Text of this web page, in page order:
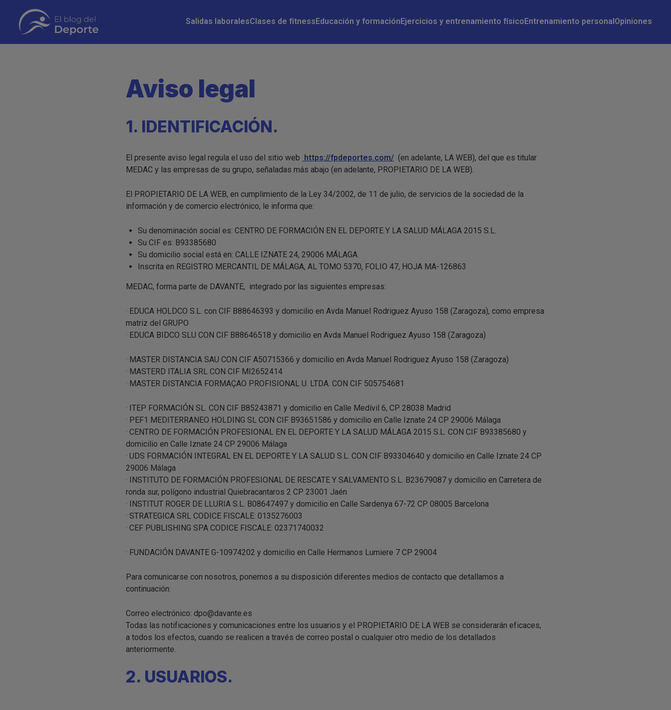
contenido
principal
principal
Salidas laboralesClases de fitnessEducación y formaciónEjercicios y entrenamiento físicoEntrenamiento personalOpiniones
Aviso legal
1. IDENTIFICACIÓN.
El presente aviso legal regula el uso del sitio web https://fpdeportes.com/ (en adelante, LA WEB), del que es titular
MEDAC y las empresas de su grupo, señaladas más abajo (en adelante, PROPIETARIO DE LA WEB).
El PROPIETARIO DE LA WEB, en cumplimiento de la Ley 34/2002, de 11 de julio, de servicios de la sociedad de la
información y de comercio electrónico, le informa que:
Su denominación social es: CENTRO DE FORMACIÓN EN EL DEPORTE Y LA SALUD MÁLAGA 2015 S.L.
Su CIF es: B93385680
Su domicilio social está en: CALLE IZNATE 24, 29006 MÁLAGA.
Inscrita en REGISTRO MERCANTIL DE MÁLAGA, AL TOMO 5370, FOLIO 47, HOJA MA-126863
MEDAC, forma parte de DAVANTE, integrado por las siguientes empresas:
· EDUCA HOLDCO S.L. con CIF B88646393 y domicilio en Avda Manuel Rodriguez Ayuso 158 (Zaragoza), como empresa
matriz del GRUPO
· EDUCA BIDCO SLU CON CIF B88646518 y domicilio en Avda Manuel Rodriguez Ayuso 158 (Zaragoza)
· MASTER DISTANCIA SAU CON CIF A50715366 y domicilio en Avda Manuel Rodriguez Ayuso 158 (Zaragoza)
· MASTERD ITALIA SRL CON CIF MI2652414
· MASTER DISTANCIA FORMAÇAO PROFISIONAL U. LTDA. CON CIF 505754681
· ITEP FORMACIÓN SL. CON CIF B85243871 y domicilio en Calle Medívil 6, CP 28038 Madrid
· PEF1 MEDITERRANEO HOLDING SL CON CIF B93651586 y domicilio en Calle Iznate 24 CP 29006 Málaga
· CENTRO DE FORMACIÓN PROFESIONAL EN EL DEPORTE Y LA SALUD MÁLAGA 2015 S.L. CON CIF B93385680 y
domicilio en Calle Iznate 24 CP 29006 Málaga
· UDS FORMACIÓN INTEGRAL EN EL DEPORTE Y LA SALUD S.L. CON CIF B93304640 y domicilio en Calle Iznate 24 CP
29006 Málaga
· INSTITUTO DE FORMACIÓN PROFESIONAL DE RESCATE Y SALVAMENTO S.L. B23679087 y domicilio en Carretera de
ronda sur, polígono industrial Quiebracantaros 2 CP 23001 Jaén
· INSTITUT ROGER DE LLURIA S.L. B08647497 y domicilio en Calle Sardenya 67-72 CP 08005 Barcelona
· STRATEGICA SRL CODICE FISCALE: 0135276003
· CEF PUBLISHING SPA CODICE FISCALE: 02371740032
· FUNDACIÓN DAVANTE G-10974202 y domicilio en Calle Hermanos Lumiere 7 CP 29004
Para comunicarse con nosotros, ponemos a su disposición diferentes medios de contacto que detallamos a
continuación:
Correo electrónico: dpo@davante.es
Todas las notificaciones y comunicaciones entre los usuarios y el PROPIETARIO DE LA WEB se considerarán eficaces,
a todos los efectos, cuando se realicen a través de correo postal o cualquier otro medio de los detallados
anteriormente.
2. USUARIOS.